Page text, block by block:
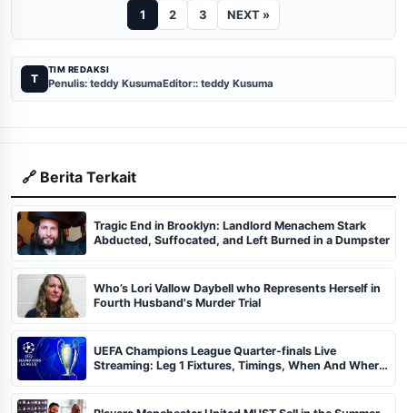
1 2 3 NEXT »
T
TIM REDAKSI
Penulis: teddy KusumaEditor:: teddy Kusuma
🔗 Berita Terkait
Tragic End in Brooklyn: Landlord Menachem Stark
Abducted, Suffocated, and Left Burned in a Dumpster
Who’s Lori Vallow Daybell who Represents Herself in
Fourth Husband's Murder Trial
UEFA Champions League Quarter-finals Live
Streaming: Leg 1 Fixtures, Timings, When And Where